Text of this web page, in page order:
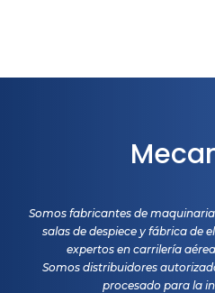
Somos fabricantes de
salas de despiece y fábrica de
expertos en carrilería
Somos distribuidores
procesado para la